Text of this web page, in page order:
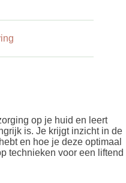
op je huid en leert
is. Je krijgt inzicht in de
en hoe je deze optimaal
technieken voor een liftend